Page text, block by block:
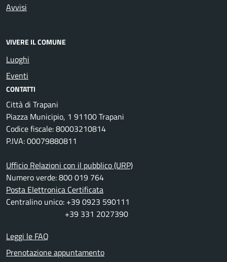
Avvisi
VIVERE IL COMUNE
Luoghi
Eventi
CONTATTI
Città di Trapani
Piazza Municipio, 1 91100 Trapani
Codice fiscale: 80003210814
P.IVA: 00079880811
Ufficio Relazioni con il pubblico (URP)
Numero verde: 800 019 764
Posta Elettronica Certificata
Centralino unico: +39 0923 590111
+39 331 2027390
Leggi le FAQ
Prenotazione appuntamento